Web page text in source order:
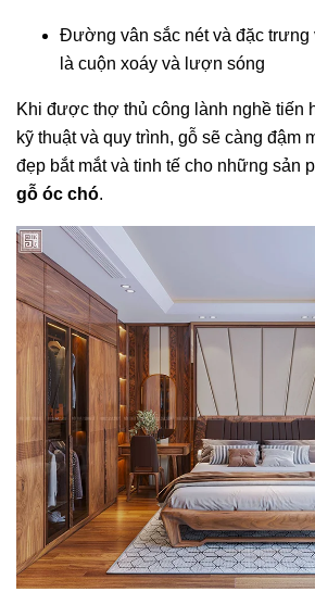
Đường vân sắc nét và đặc trưng
là cuộn xoáy và lượn sóng
Khi được thợ thủ công lành nghề tiến
kỹ thuật và quy trình, gỗ sẽ càng đậm
đẹp bắt mắt và tinh tế cho những sản
gỗ óc chó.